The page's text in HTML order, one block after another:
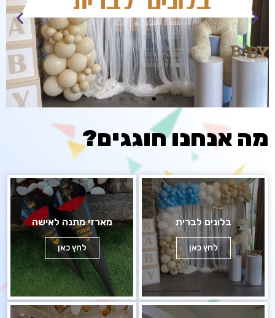
מה אנחנו חוגגים?
בלונים לברית
לחץ כאן
מארזי מתנה לאישה
לחץ כאן